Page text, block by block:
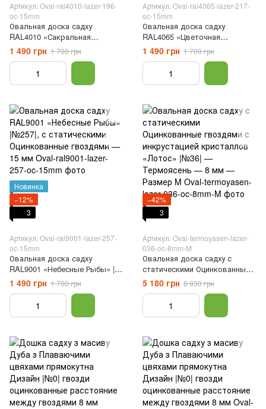
Артикул: Oval-ral4010-lazer-196-
oc-15mm
Овальная доска садху
RAL4010 «Сакральная
Мандала» |№196|, с
статическими Оцинкованные
гвоздями — 15 мм
1 490 грн 1 700 грн
Артикул: Oval-ral4065-lazer-217-
oc-15mm
Овальная доска садху
RAL4065 «Цветочная
Мандала» |№217|, с
статическими Оцинкованные
гвоздями — 15 мм
1 490 грн 1 700 грн
Новинка
−12%
3
Артикул: Oval-ral9001-lazer-257-
oc-15mm
Овальная доска садху
RAL9001 «Небесные Рыбы» |
№257|, с статическими
Оцинкованные гвоздями — 15
1 490 грн 1 700 грн
−42%
3
Артикул: Oval-termoyasen-lazer-
036-oc-8mm-M
Овальная доска садху с
статическими Оцинкованные
гвоздями с инкрустацией
кристаллов «Лотос» |№36| —
Термоясень — 8 мм — Размер
M
5 180 грн 8 930 грн